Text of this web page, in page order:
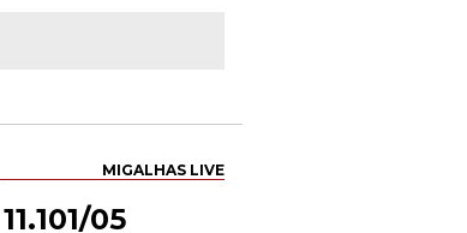
MIGALHAS LIVE
05